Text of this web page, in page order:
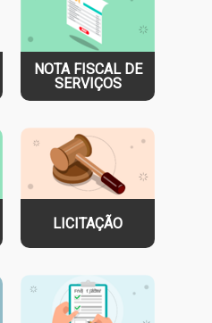
NOTA FISCAL DE
SERVIÇOS
LICITAÇÃO